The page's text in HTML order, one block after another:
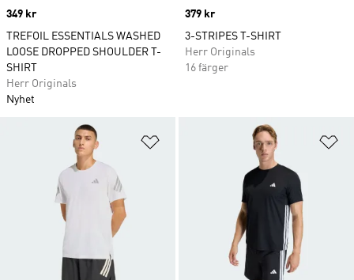
Price
349 kr
TREFOIL ESSENTIALS WASHED
LOOSE DROPPED SHOULDER T-
SHIRT
Herr Originals
Nyhet
Price
379 kr
3-STRIPES T-SHIRT
Herr Originals
16 färger
Lägg till på önskelistan